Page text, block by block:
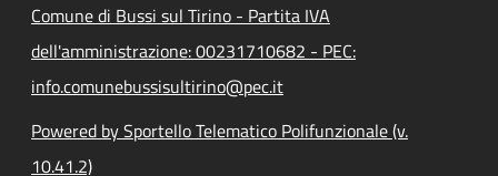
Comune di Bussi sul Tirino - Partita IVA
dell'amministrazione: 00231710682 - PEC:
info.comunebussisultirino@pec.it
Powered by Sportello Telematico Polifunzionale (v.
10.41.2)